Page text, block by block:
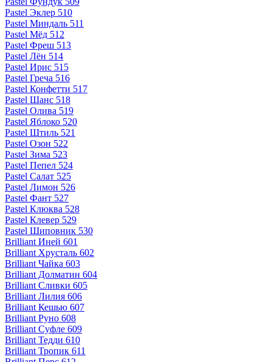
Pastel Эклер 510
Pastel Миндаль 511
Pastel Мёд 512
Pastel Фреш 513
Pastel Лён 514
Pastel Ирис 515
Pastel Греча 516
Pastel Конфетти 517
Pastel Шанс 518
Pastel Олива 519
Pastel Яблоко 520
Pastel Штиль 521
Pastel Озон 522
Pastel Зима 523
Pastel Пепел 524
Pastel Салат 525
Pastel Лимон 526
Pastel Фант 527
Pastel Клюква 528
Pastel Клевер 529
Pastel Шиповник 530
Brilliant Иней 601
Brilliant Хрусталь 602
Brilliant Чайка 603
Brilliant Долматин 604
Brilliant Сливки 605
Brilliant Лилия 606
Brilliant Кешью 607
Brilliant Руно 608
Brilliant Суфле 609
Brilliant Тедди 610
Brilliant Тропик 611